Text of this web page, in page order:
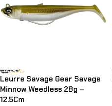
Leurre Savage Gear Savage
Minnow Weedless 28g –
12.5Cm